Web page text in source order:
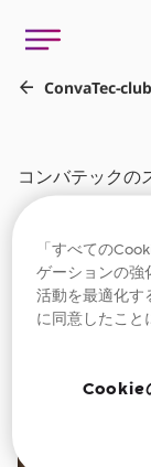
「すべての
ゲーションの強
活動を最適化す
に同意したこと
Cookie